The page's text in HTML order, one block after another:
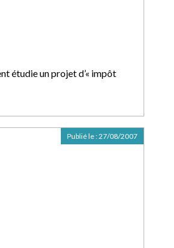
étudie un projet d’« impôt
Publié le :27/08/2007